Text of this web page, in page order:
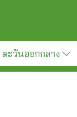
ตะวันออกกลาง